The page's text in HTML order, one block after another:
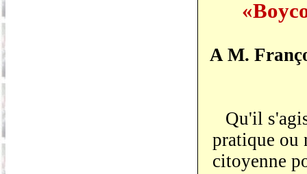
A M.
Qu'il
pratique ou
citoyenne